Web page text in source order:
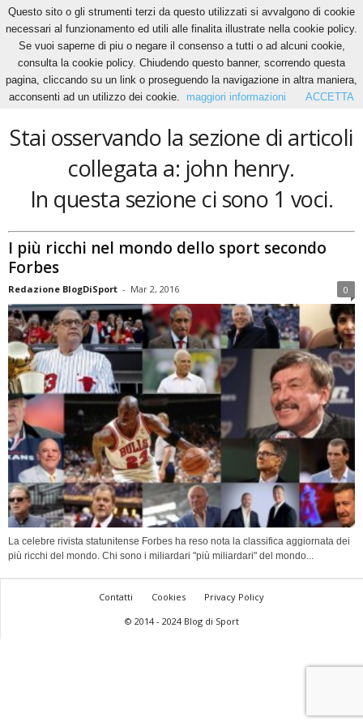
Home Tags John henry
john henry
Stai osservando la sezione di articoli
collegata a: john henry.
In questa sezione ci sono 1 voci.
I più ricchi nel mondo dello sport secondo
Forbes
Redazione BlogDiSport - Mar 2, 2016 0
La celebre rivista statunitense Forbes ha reso nota la classifica aggiornata dei
più ricchi del mondo. Chi sono i miliardari "più miliardari" del mondo...
Contatti Cookies
Privacy Policy
© 2014 - 2024 Blog di Sport
Questo sito o gli strumenti terzi da questo utilizzati si avvalgono di cookie
necessari al funzionamento ed utili alle finalita illustrate nella cookie policy.
Se vuoi saperne di piu o negare il consenso a tutti o ad alcuni cookie,
consulta la cookie policy. Chiudendo questo banner, scorrendo questa
pagina, cliccando su un link o proseguendo la navigazione in altra maniera,
acconsenti ad un utilizzo dei cookie.
maggiori informazioni ACCETTA